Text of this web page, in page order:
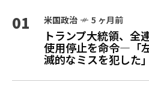
01 米国政治 5 ヶ月前
トランプ大統領、
使用停止を命令—「
滅的なミスを犯した」